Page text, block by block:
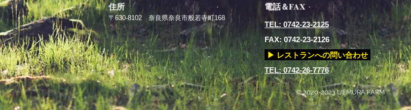
住所
〒630-8102 奈良県奈良市般若寺町168
電話＆FAX
TEL: 0742-23-2125
FAX: 0742-23-2126
▶ レストランへの問い合わせ
TEL: 0742-26-7776
© 2020-2023 UEMURA FARM